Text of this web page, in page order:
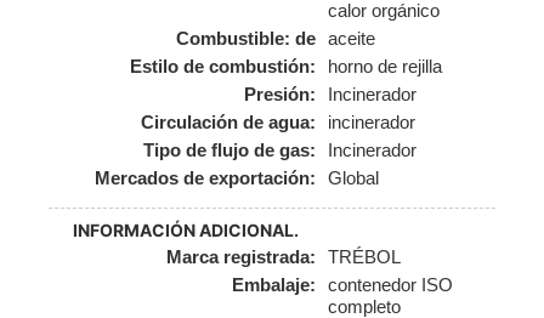
calor orgánico
Combustible: de aceite
Estilo de combustión:
horno de rejilla
Presión:
Incinerador
Circulación de agua:
incinerador
Tipo de flujo de gas:
Incinerador
Mercados de exportación:
Global
INFORMACIÓN ADICIONAL.
Marca registrada:
TRÉBOL
Embalaje:
contenedor ISO
completo